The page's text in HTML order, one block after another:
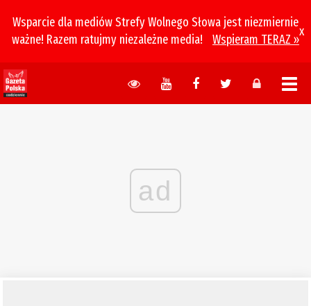
Wsparcie dla mediów Strefy Wolnego Słowa jest niezmiernie
ważne! Razem ratujmy niezależne media!
Wspieram TERAZ »
x
ad